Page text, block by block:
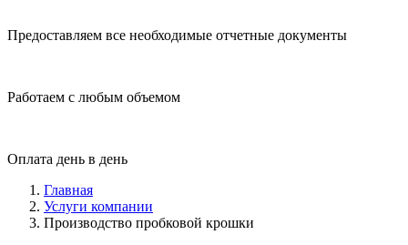
Предоставляем все необходимые отчетные документы
Работаем с любым объемом
Оплата день в день
Главная
Услуги компании
Производство пробковой крошки